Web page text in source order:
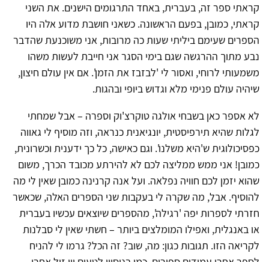
קראתי ספר זה, בעברית, באחד התרגומים הישנים. את השני
קראתי, כמובן, בפעם הראשונה. כשאני חושבת מדוע אלה היו
הספרים שעימם ביליתי שעות כה מרובות, אני משוכנעת שהדבר
נבע מתוך ההרגשה שגם בימי הסגר אני חייבת לעשות משהו
משמעותי לרוחי, ואסור לי 'לבזבז את הזמן'. אם אין עולם חיצון,
שיהיה עולם פנימי מלא וגדוש ביופי ובהגות.
לא אספר כאן בשבחי אולגה טוקרצ'וק וספרה – אבל שמחתי
לגלות שהיא תירפיסטית, יונגיאנית כנראה, וזה מוסיף לי גאווה
כפסיכולוגית ש'היא משלנו'. וגם כאישה, כל כך ידענית וכשרונית,
כמובן! אני ממש ממליצה לכם לא להירתע מכובד הכרך, משום
שהוא יזמן לכם חוויה נפלאה. ועל אנה קרנינה כמובן שאין לי מה
להוסיף. אבל, מה שקרה לי בעקבות שני הספרים האלה, שכאשר
חזרתי לספרות יפה 'רגילה', מהספרים שיוצאים עכשיו בעברית
או באנגלית, ואפילו המומלצים ביותר – חשתי שאין לי סבלנות
לקריאה הזו. תגובות כגון: מה, שוב? זה הכל? גרמו לי להניח